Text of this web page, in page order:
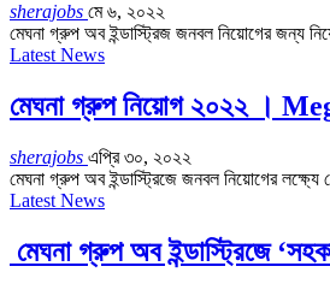
sherajobs মে ৬, ২০২২
মেঘনা গ্রুপ অব ইন্ডাস্ট্রিজ জনবল নিয়োগের জন্য
Latest News
মেঘনা গ্রুপ নিয়োগ ২০২২ ।
sherajobs এপ্রি ৩০, ২০২২
মেঘনা গ্রুপ অব ইন্ডাস্ট্রিজে জনবল নিয়োগের
Latest News
মেঘনা গ্রুপ অব ইন্ডাস্ট্রিজে